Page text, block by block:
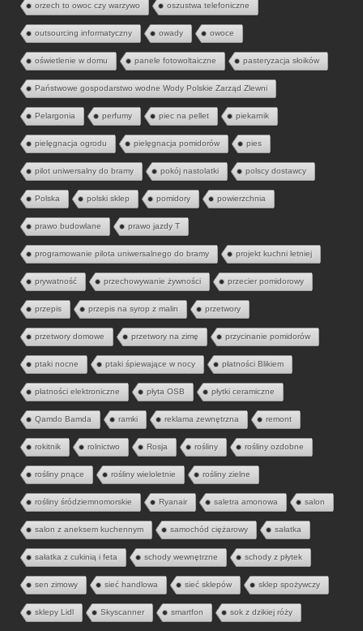
orzech to owoc czy warzywo oszustwa telefoniczne
outsourcing informatyczny owady owoce
oświetlenie w domu panele fotowoltaiczne pasteryzacja słoików
Państwowe gospodarstwo wodne Wody Polskie Zarząd Zlewni
Pelargonia perfumy piec na pellet piekarnik
pielęgnacja ogrodu pielęgnacja pomidorów pies
pilot uniwersalny do bramy pokój nastolatki polscy dostawcy
Polska polski sklep pomidory powierzchnia
prawo budowlane prawo jazdy T
programowanie pilota uniwersalnego do bramy projekt kuchni letniej
prywatność przechowywanie żywności przecier pomidorowy
przepis przepis na syrop z malin przetwory
przetwory domowe przetwory na zimę przycinanie pomidorów
ptaki nocne ptaki śpiewające w nocy płatności Blikiem
płatności elektroniczne płyta OSB płytki ceramiczne
Qamdo Bamda ramki reklama zewnętrzna remont
rokitnik rolnictwo Rosja rośliny rośliny ozdobne
rośliny pnące rośliny wieloletnie rośliny zielne
rośliny śródziemnomorskie Ryanair saletra amonowa salon
salon z aneksem kuchennym samochód ciężarowy sałatka
sałatka z cukinią i feta schody wewnętrzne schody z płytek
sen zimowy sieć handlowa sieć sklepów sklep spożywczy
sklepy Lidl Skyscanner smartfon sok z dzikiej róży